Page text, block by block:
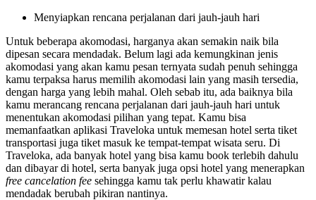
Menyiapkan rencana perjalanan dari jauh-jauh hari
Untuk beberapa akomodasi, harganya akan semakin naik bila
dipesan secara mendadak. Belum lagi ada kemungkinan jenis
akomodasi yang akan kamu pesan ternyata sudah penuh sehingga
kamu terpaksa harus memilih akomodasi lain yang masih tersedia,
dengan harga yang lebih mahal. Oleh sebab itu, ada baiknya bila
kamu merancang rencana perjalanan dari jauh-jauh hari untuk
menentukan akomodasi pilihan yang tepat. Kamu bisa
memanfaatkan aplikasi Traveloka untuk memesan hotel serta tiket
transportasi juga tiket masuk ke tempat-tempat wisata seru. Di
Traveloka, ada banyak hotel yang bisa kamu book terlebih dahulu
dan dibayar di hotel, serta banyak juga opsi hotel yang menerapkan
free cancelation fee sehingga kamu tak perlu khawatir kalau
mendadak berubah pikiran nantinya.